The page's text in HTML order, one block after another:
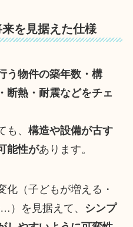
を見据えた仕様
う物件の築年数・構
断熱・耐震などをチェ
、 構造や設備が古す
能性があります。
化（子どもが増える・
）を見据えて、
シンプ